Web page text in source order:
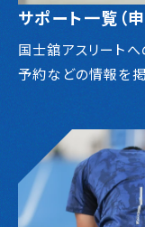
サポート一覧（
国士舘アスリート
予約などの情報を掲